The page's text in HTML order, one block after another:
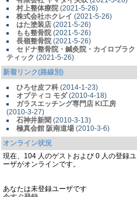
村上整体療院 (2021-5-26)
株式会社ホクレイ (2021-5-26)
はた塗装店 (2021-5-26)
もも整骨院 (2021-5-26)
長嶺整骨院 (2021-5-26)
セドナ整骨院・鍼灸院・カイロプラク
ティック (2021-5-26)
新着リンク(路線別)
ひろせ皮フ科 (2014-1-23)
オプティコ モダ(2010-4-18)
ガラスエッチング専門店 KI工房
(2010-3-27)
石神井新聞 (2010-3-13)
極真会館 阪南道場 (2010-3-6)
オンライン状況
現在、104 人のゲストおよび 0 人の登録ユ
ーザがオンラインです。
あなたは未登録ユーザです